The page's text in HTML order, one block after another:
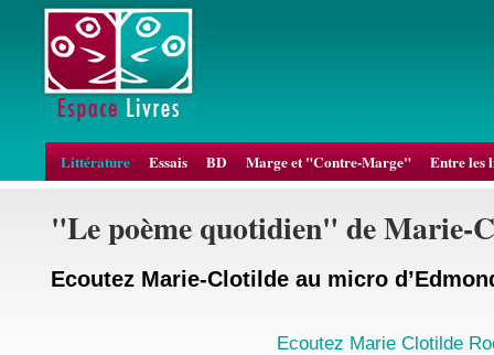
Littérature Essais BD Marge et "Contre-Marge" Entre les
"Le poème quotidien" de Marie-
Ecoutez Marie-Clotilde au micro
Ecoutez Marie Clotilde